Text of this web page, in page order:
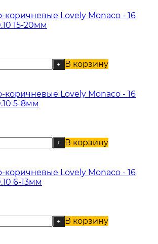
Lovely Monaco - 16
15-20мм
+ В корзину
Lovely Monaco - 16
5-8мм
+ В корзину
Lovely Monaco - 16
6-13мм
+ В корзину